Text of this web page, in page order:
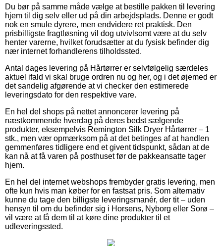
Du bør på samme måde vælge at bestille pakken til levering
hjem til dig selv eller ud på din arbejdsplads. Denne er godt
nok en smule dyrere, men endvidere ret praktisk. Den
prisbilligste fragtløsning vil dog utvivlsomt være at du selv
henter varerne, hvilket forudsætter at du fysisk befinder dig
nær internet forhandlerens tilholdssted.
Antal dages levering på Hårtørrer er selvfølgelig særdeles
aktuel ifald vi skal bruge ordren nu og her, og i det øjemed er
det sandelig afgørende at vi checker den estimerede
leveringsdato for den respektive vare.
En hel del shops på nettet annoncerer levering på
næstkommende hverdag på deres bedst sælgende
produkter, eksempelvis Remington Silk Dryer Hårtørrer – 1
stk., men vær opmærksom på at det betinges af at handlen
gemmenføres tidligere end et givent tidspunkt, sådan at de
kan nå at få varen på posthuset før de pakkeansatte tager
hjem.
En hel del internet webshops frembyder gratis levering, men
ofte kun hvis man køber for en fastsat pris. Som alternativ
kunne du tage den billigste leveringsmanér, der tit – uden
hensyn til om du befinder sig i Horsens, Nyborg eller Sorø –
vil være at få dem til at køre dine produkter til et
udleveringssted.